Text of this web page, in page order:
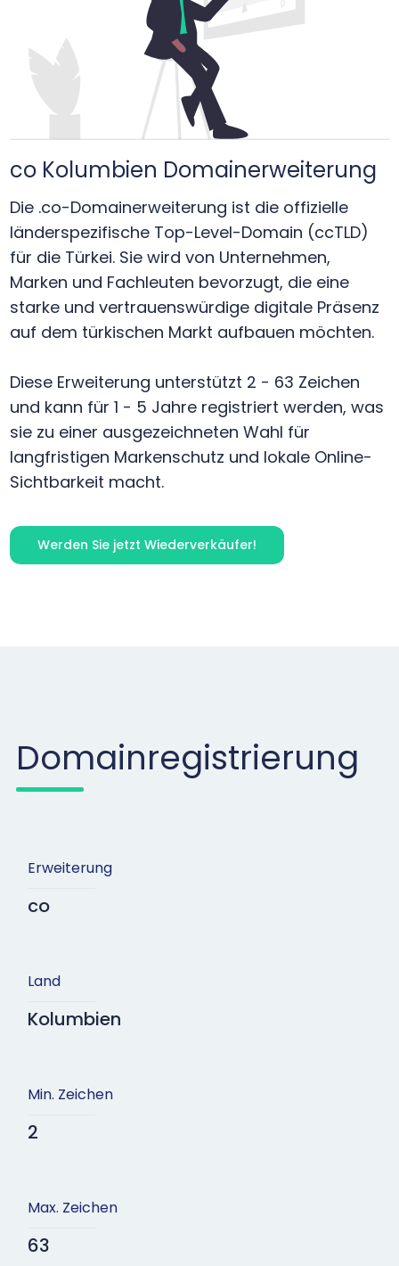
co Kolumbien Domainerweiterung
Die .co-Domainerweiterung ist die offizielle
länderspezifische Top-Level-Domain (ccTLD)
für die Türkei. Sie wird von Unternehmen,
Marken und Fachleuten bevorzugt, die eine
starke und vertrauenswürdige digitale Präsenz
auf dem türkischen Markt aufbauen möchten.
Diese Erweiterung unterstützt 2 - 63 Zeichen
und kann für 1 - 5 Jahre registriert werden, was
sie zu einer ausgezeichneten Wahl für
langfristigen Markenschutz und lokale Online-
Sichtbarkeit macht.
Werden Sie jetzt Wiederverkäufer!
Domainregistrierung
Erweiterung
co
Land
Kolumbien
Min. Zeichen
2
Max. Zeichen
63